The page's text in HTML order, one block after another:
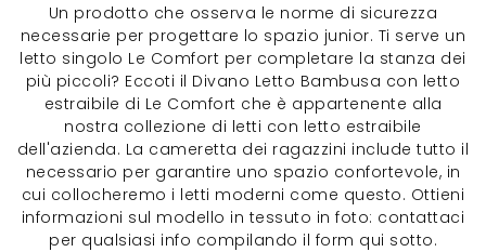
Un prodotto che osserva le norme di sicurezza
necessarie per progettare lo spazio junior. Ti serve un
letto singolo Le Comfort per completare la stanza dei
più piccoli? Eccoti il Divano Letto Bambusa con letto
estraibile di Le Comfort che è appartenente alla
nostra collezione di letti con letto estraibile
dell'azienda. La cameretta dei ragazzini include tutto il
necessario per garantire uno spazio confortevole, in
cui collocheremo i letti moderni come questo. Ottieni
informazioni sul modello in tessuto in foto: contattaci
per qualsiasi info compilando il form qui sotto.